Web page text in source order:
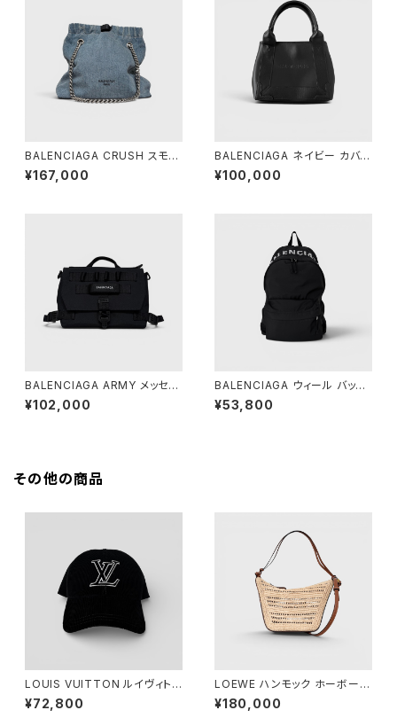
BALENCIAGA CRUSH スモー
ル トートバッグ デニム
¥167,000
BALENCIAGA ネイビー カバ X
S ブラック
¥100,000
BALENCIAGA ARMY メッセン
ジャーバッグ スモール ブラック
¥102,000
BALENCIAGA ウィール バック
パック ブラック
¥53,800
その他の商品
LOUIS VUITTON ルイヴィトン
LV シグネチャー コーデュロイ
キャップ ブラック M M7784M
¥72,800
LOEWE ハンモック ホーボーバ
ッグ ミニ ラフィア
¥180,000